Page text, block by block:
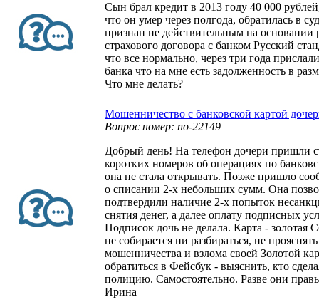
Сын брал кредит в 2013 году 40 000
что он умер через полгода, обратилась в
признан не действительным на основании
страхового договора с банком Русский
что все нормально, через три года
банка что на мне есть задолженность в
Что мне делать?
Мошенничество с банковской картой
Вопрос номер: no-22149
Добрый день! На телефон дочери пришли
коротких номеров об операциях по
она не стала открывать. Позже пришло
о списании 2-х небольших сумм. Она
подтвердили наличие 2-х попыток
снятия денег, а далее оплату подписных
Подписок дочь не делала. Карта - золотая
не собирается ни разбираться, не
мошенничества и взлома своей Золотой
обратиться в Фейсбук - выяснить, кто
полицию. Самостоятельно. Разве они
Ирина